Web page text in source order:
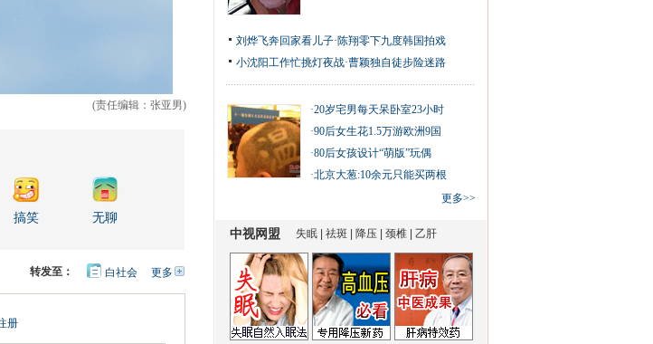
(责任编辑：张亚男)
搞笑 无聊
更多开
转发至： 白社会
册
刘烨飞奔回家看儿子·陈翔零下九度韩国拍戏
小沈阳工作忙挑灯夜战·曹颖独自徒步险迷路
·20岁宅男每天呆卧室23小时
·90后女生花1.5万游欧洲9国
·80后女孩设计“萌版”玩偶
·北京大葱:10余元只能买两根
更多>>